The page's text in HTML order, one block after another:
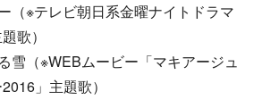
（※テレビ朝日系金曜ナイトドラマ
歌）
雪（※WEBムービー「マキアージュ
」主題歌）